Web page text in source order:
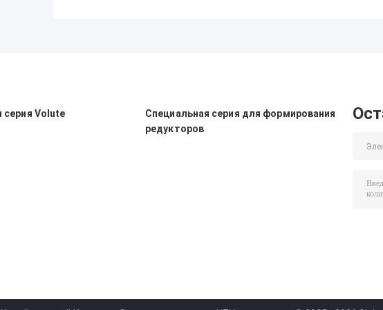
серия Volute
Специальная серия для формирования
редукторов